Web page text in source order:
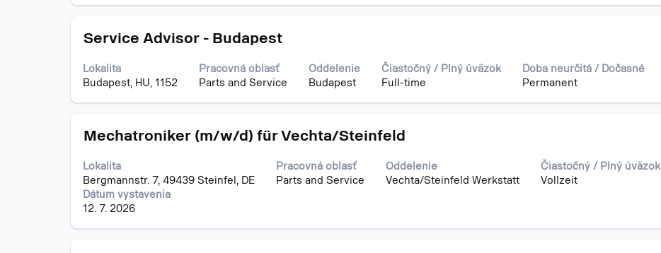
obsahu
o
pozícii.
Názov
Service Advisor - Budapest
Lokalita
Budapest, HU, 1152
Pracovná oblasť
Parts and Service
Oddelenie
Budapest
Čiastočný / Plný úväzok
Full-time
Doba neurčitá / Dočasné
Permanent
Stlačte
na
zobrazenie
celého
obsahu
o
pozícii.
Názov
Mechatroniker (m/w/d) für Vechta/Steinfeld
Lokalita
Bergmannstr. 7, 49439 Steinfel, DE
Pracovná oblasť
Parts and Service
Oddelenie
Vechta/Steinfeld Werkstatt
Čiastočný / Plný úväzok
Vollzeit
Dátum vystavenia
12. 7. 2026
Stlačte
na
zobrazenie
celého
obsahu
o